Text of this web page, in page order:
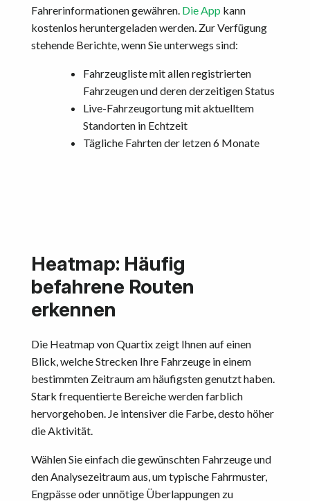
Fahrerinformationen gewähren. Die App kann
kostenlos heruntergeladen werden. Zur Verfügung
stehende Berichte, wenn Sie unterwegs sind:
Fahrzeugliste mit allen registrierten
Fahrzeugen und deren derzeitigen Status
Live-Fahrzeugortung mit aktuelltem
Standorten in Echtzeit
Tägliche Fahrten der letzen 6 Monate
Heatmap: Häufig
befahrene Routen
erkennen
Die Heatmap von Quartix zeigt Ihnen auf einen
Blick, welche Strecken Ihre Fahrzeuge in einem
bestimmten Zeitraum am häufigsten genutzt haben.
Stark frequentierte Bereiche werden farblich
hervorgehoben. Je intensiver die Farbe, desto höher
die Aktivität.
Wählen Sie einfach die gewünschten Fahrzeuge und
den Analysezeitraum aus, um typische Fahrmuster,
Engpässe oder unnötige Überlappungen zu